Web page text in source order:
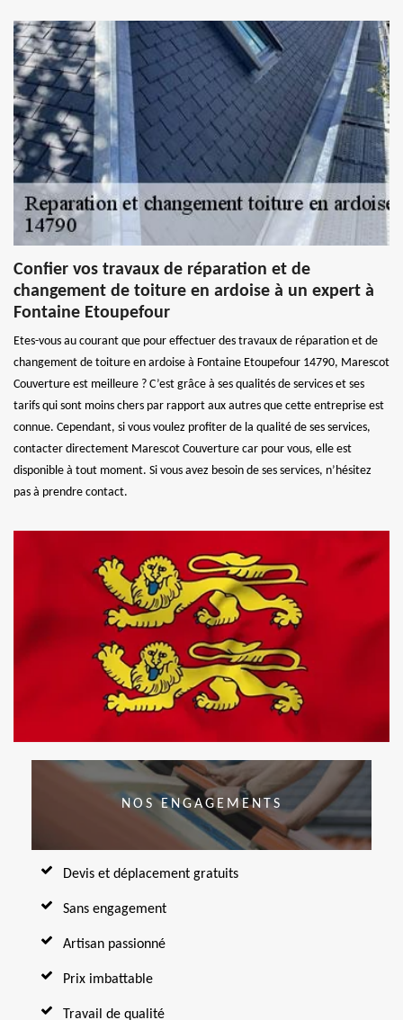
Confier vos travaux de réparation et de
changement de toiture en ardoise à un expert à
Fontaine Etoupefour
Etes-vous au courant que pour effectuer des travaux de réparation et de
changement de toiture en ardoise à Fontaine Etoupefour 14790, Marescot
Couverture est meilleure ? C’est grâce à ses qualités de services et ses
tarifs qui sont moins chers par rapport aux autres que cette entreprise est
connue. Cependant, si vous voulez profiter de la qualité de ses services,
contacter directement Marescot Couverture car pour vous, elle est
disponible à tout moment. Si vous avez besoin de ses services, n’hésitez
pas à prendre contact.
NOS ENGAGEMENTS
Devis et déplacement gratuits
Sans engagement
Artisan passionné
Prix imbattable
Travail de qualité